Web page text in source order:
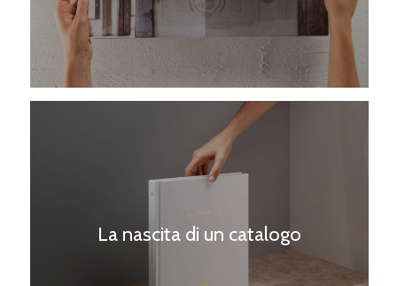
La nascita di un catalogo